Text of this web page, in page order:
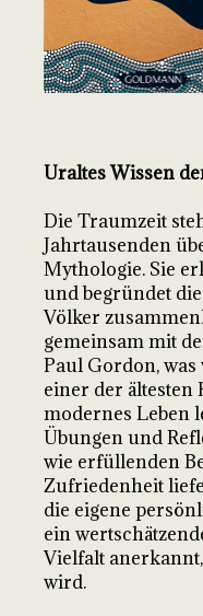
Uraltes Wissen
Die Traumzeit
Jahrtausenden
Mythologie. Sie
und begründet
Völker
gemeinsam mit
Paul Gordon,
einer der
modernes Leben
Übungen und
wie erfüllenden
Zufriedenheit
die eigene
ein
Vielfalt
wird.